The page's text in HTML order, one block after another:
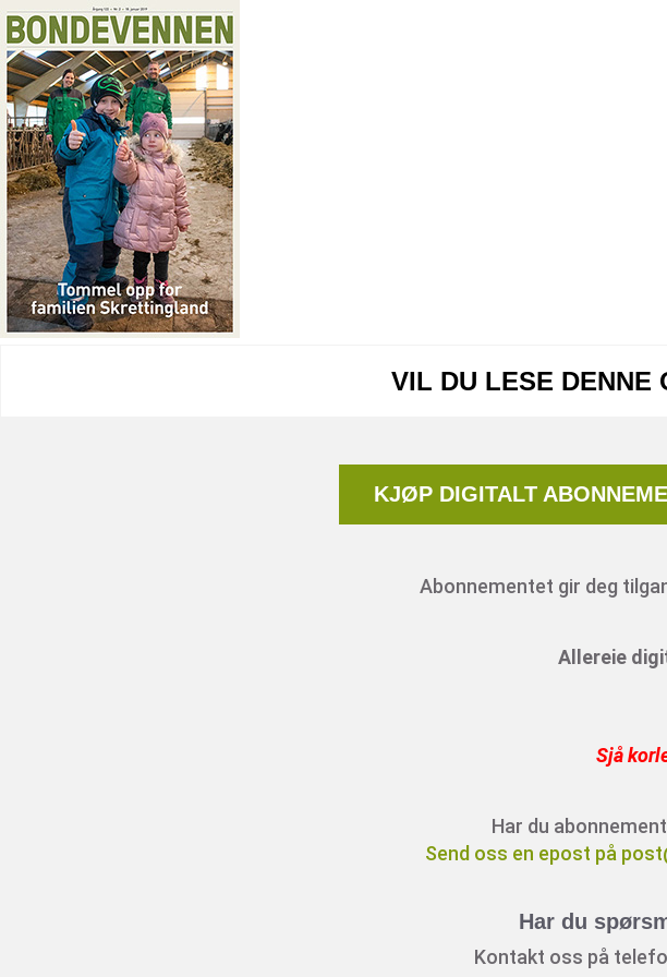
VIL DU LESE DENNE
KJØP DIGITALT
Abonnementet gir deg
Allereie
Sjå
Har du
Send oss en epost på
Har du
Kontakt oss på